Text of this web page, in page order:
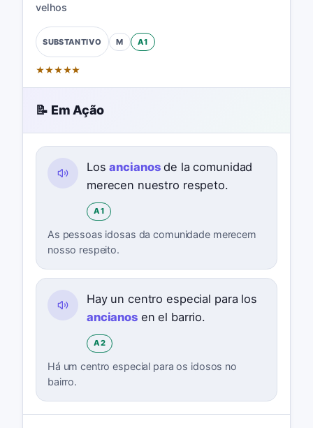
velhos
SUBSTANTIVO M A1
★★★★★
📝 Em Ação
Losancianosde la comunidad
merecen nuestro respeto.
A1
As pessoas idosas da comunidade merecem
nosso respeito.
Hay un centro especial para los
ancianosen el barrio.
A2
Há um centro especial para os idosos no
bairro.